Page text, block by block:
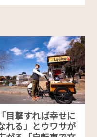
「目撃すれば幸せに
れる」とウワサが